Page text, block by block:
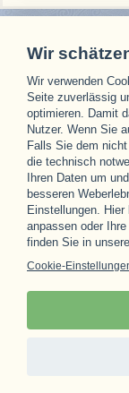
Wir
Wir verwenden
Seite zuverlässig
optimieren. Damit
Nutzer. Wenn Sie
Falls Sie dem
die technisch
Ihren Daten um
besseren
Einstellungen.
anpassen oder
finden Sie in
Cookie-